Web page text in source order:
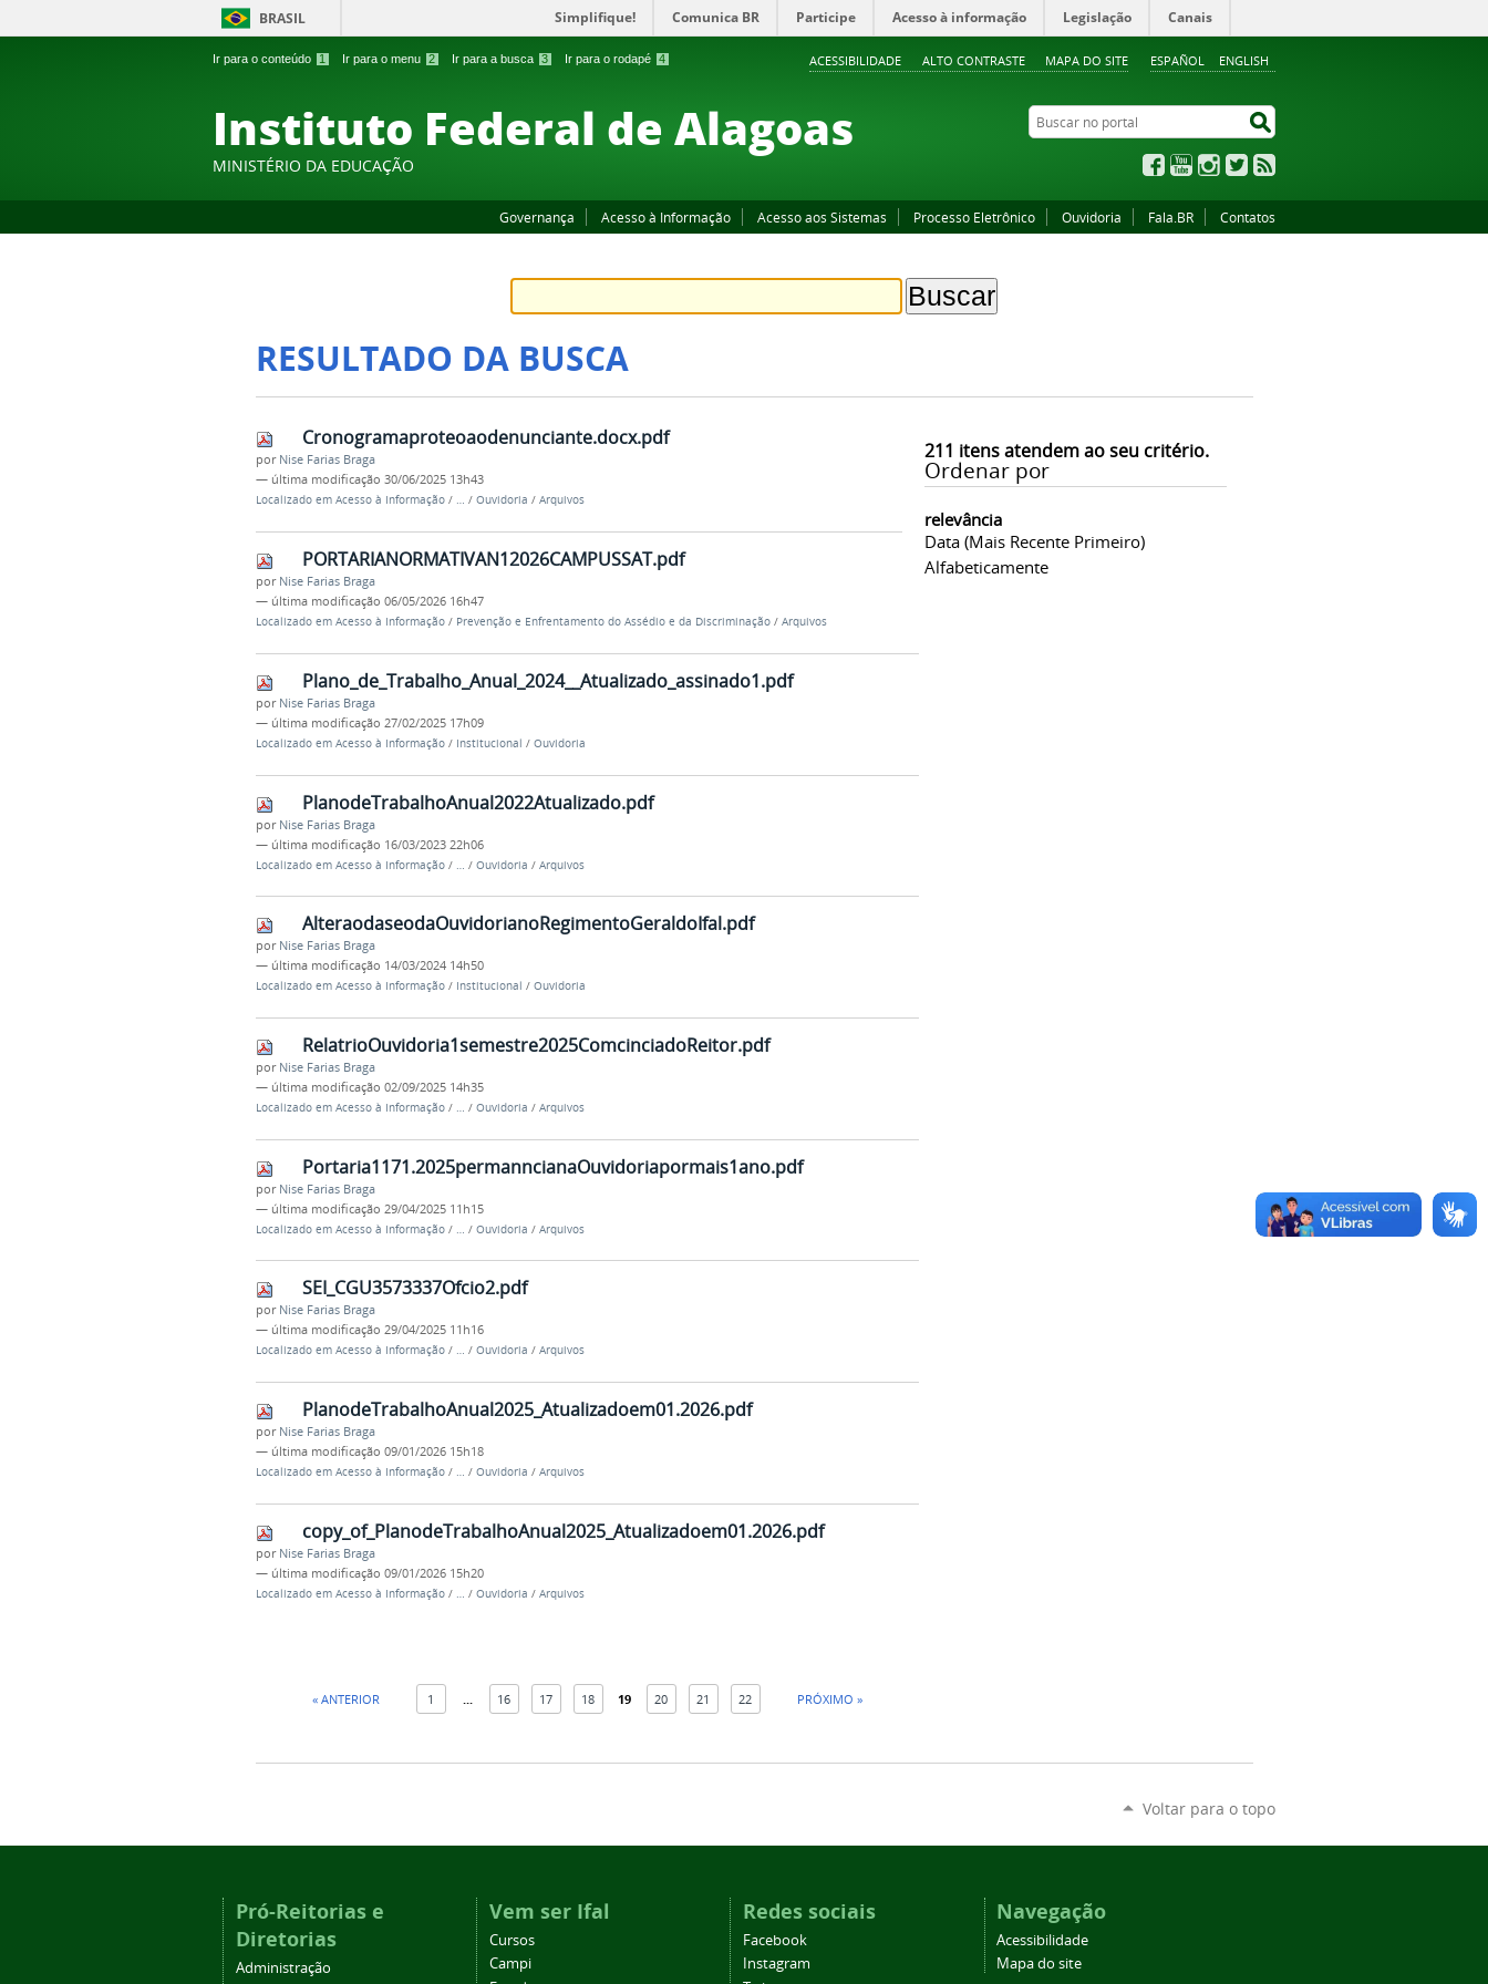
Ir para o conteúdo 1 Ir para o menu 2 Ir para a busca 3 Ir para o rodapé 4 ESPAÑOL ENGLISH
ACESSIBILIDADE ALTO CONTRASTE MAPA DO SITE
BRASIL Simplifique! Comunica BR Participe Acesso à informação Legislação Canais
Instituto Federal de Alagoas
MINISTÉRIO DA EDUCAÇÃO
Buscar no portal
FacebookYouTubeInstagram
Twitter
Governança Acesso à Informação Acesso aos Sistemas Processo Eletrônico Ouvidoria Fala.BR Contatos
RESULTADO DA BUSCA
211 itens atendem ao seu critério.
Ordenar por
relevância
Data (mais Recente Primeiro)
Alfabeticamente
Cronogramaproteoaodenunciante.docx.pdf
por Nise Farias Braga
— última modificação 30/06/2025 13h43
Localizado em Acesso à Informação / … / Ouvidoria / Arquivos
PORTARIANORMATIVAN12026CAMPUSSAT.pdf
por Nise Farias Braga
— última modificação 06/05/2026 16h47
Localizado em Acesso à Informação / Prevenção e Enfrentamento do Assédio e da Discriminação / Arquivos
Plano_de_Trabalho_Anual_2024__Atualizado_assinado1.pdf
por Nise Farias Braga
— última modificação 27/02/2025 17h09
Localizado em Acesso à Informação / Institucional / Ouvidoria
PlanodeTrabalhoAnual2022Atualizado.pdf
por Nise Farias Braga
— última modificação 16/03/2023 22h06
Localizado em Acesso à Informação / / Ouvidoria / Arquivos
AlteraodaseodaOuvidorianoRegimentoGeraldoIfal.pdf
por Nise Farias Braga
— última modificação 14/03/2024 14h50
Localizado em Acesso à Informação / Institucional / Ouvidoria
RelatrioOuvidoria1semestre2025ComcinciadoReitor.pdf
por Nise Farias Braga
— última modificação 02/09/2025 14h35
Localizado em Acesso à Informação / … / Ouvidoria / Arquivos
Portaria1171.2025permanncianaOuvidoriapormais1ano.pdf
por Nise Farias Braga
— última modificação 29/04/2025 11h15
Localizado em Acesso à Informação / … / Ouvidoria / Arquivos
SEI_CGU3573337Ofcio2.pdf
por Nise Farias Braga
— última modificação 29/04/2025 11h16
Localizado em Acesso à Informação / … / Ouvidoria / Arquivos
PlanodeTrabalhoAnual2025_Atualizadoem01.2026.pdf
por Nise Farias Braga
— última modificação 09/01/2026 15h18
Localizado em Acesso à Informação / … / Ouvidoria / Arquivos
copy_of_PlanodeTrabalhoAnual2025_Atualizadoem01.2026.pdf
por Nise Farias Braga
— última modificação 09/01/2026 15h20
Localizado em Acesso à Informação / … / Ouvidoria / Arquivos
« ANTERIOR 1 16 17 18 19 20 21 22 PRÓXIMO »
Voltar para o topo
Pró-Reitorias e
Diretorias
Administração
Vem ser Ifal
Cursos
Campi
Redes sociais
Facebook
Instagram
Navegação
Acessibilidade
Mapa do site